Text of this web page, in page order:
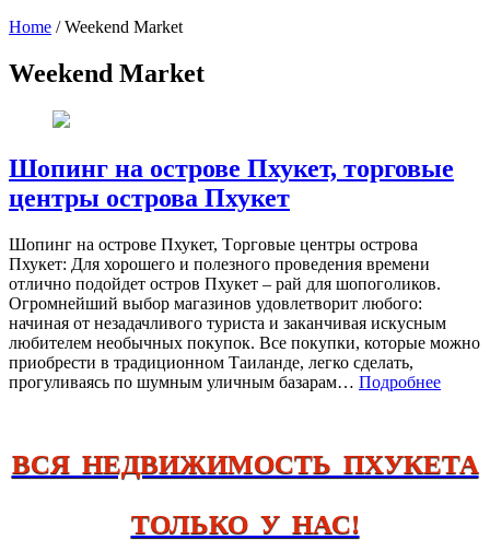
Home / Weekend Market
Weekend Market
Шопинг на острове Пхукет, торговые
центры острова Пхукет
Шопинг на острове Пхукет, Tорговые центры острова
Пхукет: Для хорошего и полезного проведения времени
отлично подойдет остров Пхукет – рай для шопоголиков.
Огромнейший выбор магазинов удовлетворит любого:
начиная от незадачливого туриста и заканчивая искусным
любителем необычных покупок. Все покупки, которые можно
приобрести в традиционном Таиланде, легко сделать,
прогуливаясь по шумным уличным базарам… Подробнее
ВСЯ НЕДВИЖИМОСТЬ ПХУКЕТА
ТОЛЬКО У НАС!